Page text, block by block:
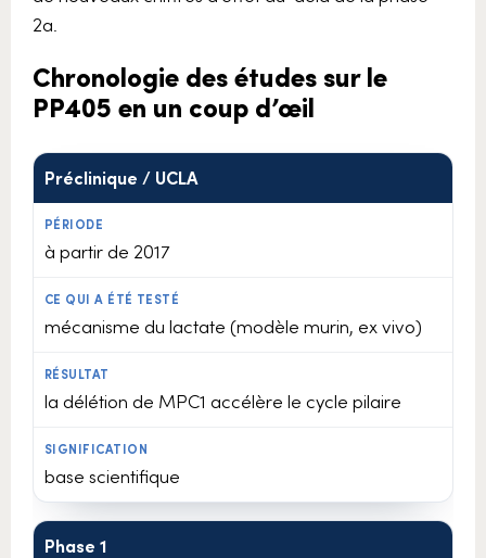
2a.
Chronologie des études sur le
PP405 en un coup d’œil
Phase Période
Préclinique / UCLA
à partir de 2017
mécanisme du lactate (modèle murin, ex vivo)
la délétion de MPC1 accélère le cycle pilaire
base scientifique
Phase 1